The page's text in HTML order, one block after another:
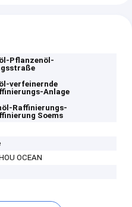
Pflanzenöl-
verfeinernde
Anlage
Raffinierungs-
Soems
OCEAN